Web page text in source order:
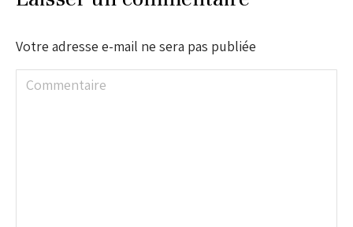
Votre adresse e-mail ne sera pas publiée
Commentaire